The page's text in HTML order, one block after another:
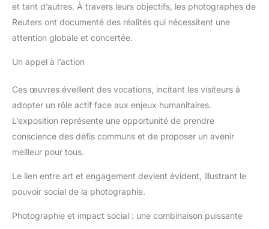
et tant d’autres. À travers leurs objectifs, les photographes de
Reuters ont documenté des réalités qui nécessitent une
attention globale et concertée.
Un appel à l’action
Ces œuvres éveillent des vocations, incitant les visiteurs à
adopter un rôle actif face aux enjeux humanitaires.
L’exposition représente une opportunité de prendre
conscience des défis communs et de proposer un avenir
meilleur pour tous.
Le lien entre art et engagement devient évident, illustrant le
pouvoir social de la photographie.
Photographie et impact social : une combinaison puissante